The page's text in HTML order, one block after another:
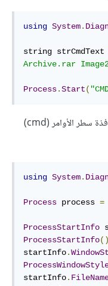
using System.
string strCmdText
Archive.rar
Process.Start(
بحالة نافذة سطر الأوامر (cmd)
using System.
Process process =
ProcessStartInfo
ProcessStartInfo
startInfo.
startInfo.